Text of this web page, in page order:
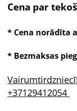
Cena par
* Cena norādīta
* Bezmaksas
+37129412054